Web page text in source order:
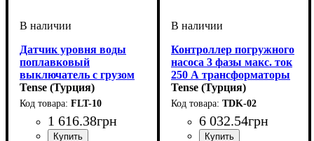
Датчик уровня воды
поплавковый
выключатель с грузом
для накопительного
бака 10 метров
Tense (Турция)
FLT-10
1 616.38грн
Контроллер погружного
насоса 3 фазы макс. ток
250 А трансформаторы
тока в комплекте
Tense (Турция)
TDK-02
6 032.54грн